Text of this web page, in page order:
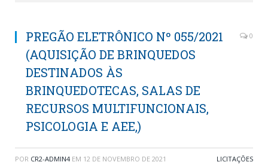
PREGÃO ELETRÔNICO Nº 055/2021
(AQUISIÇÃO DE BRINQUEDOS
DESTINADOS ÀS
BRINQUEDOTECAS, SALAS DE
RECURSOS MULTIFUNCIONAIS,
PSICOLOGIA E AEE,)
0
POR CR2-ADMIN4 EM 12 DE NOVEMBRO DE 2021 LICITAÇÕES